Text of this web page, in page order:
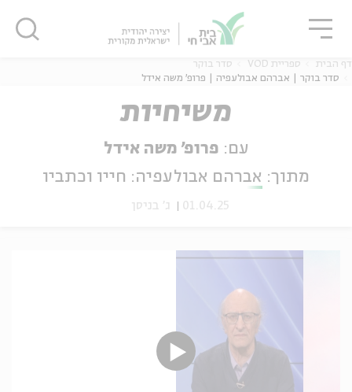
דף הבית ספריית VOD
סדר בוקר
סדר בוקר | אברהם אבולעפיה | פרופ' משה אידל
משיחיות
עם: פרופ' משה אידל
מתוך: אברהם אבולעפיה: חייו וכתביו
01.04.25 ג' בניסן
סגור